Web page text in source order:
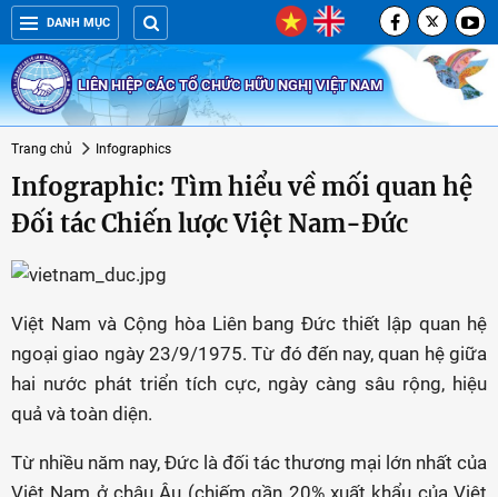
DANH MỤC
LIÊN HIỆP CÁC TỔ CHỨC HỮU NGHỊ VIỆT NAM
Trang chủ Infographics
Infographic: Tìm hiểu về mối quan hệ
Đối tác Chiến lược Việt Nam-Đức
Việt Nam và Cộng hòa Liên bang Đức thiết lập quan hệ
ngoại giao ngày 23/9/1975. Từ đó đến nay, quan hệ giữa
hai nước phát triển tích cực, ngày càng sâu rộng, hiệu
quả và toàn diện.
Từ nhiều năm nay, Đức là đối tác thương mại lớn nhất của